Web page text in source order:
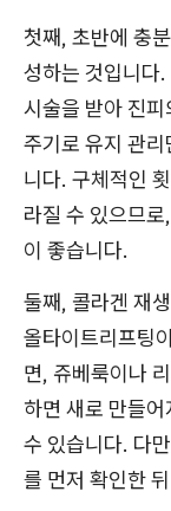
첫째, 초반에 충
성하는 것입니다
시술을 받아 진
주기로 유지 관
니다. 구체적인
라질 수 있으므
이 좋습니다.
둘째, 콜라겐 재
올타이트리프팅
면, 쥬베룩이나
하면 새로 만들
수 있습니다. 다
를 먼저 확인한